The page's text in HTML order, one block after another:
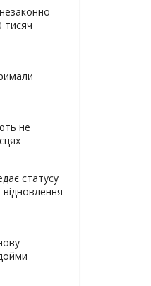
тисяч
не
статусу
відновлення